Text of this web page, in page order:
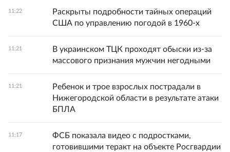
11:22
Раскрыты подробности тайных операций
США по управлению погодой в 1960-х
11:21
В украинском ТЦК проходят обыски из-за
массового признания мужчин негодными
11:21
Ребенок и трое взрослых пострадали в
Нижегородской области в результате атаки
БПЛА
11:17
ФСБ показала видео с подростками,
готовившими теракт на объекте Росгвардии